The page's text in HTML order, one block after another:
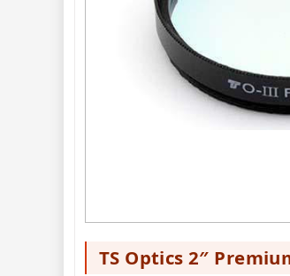
7
hranoly
Astrofotografia 306
TS Optics 2″